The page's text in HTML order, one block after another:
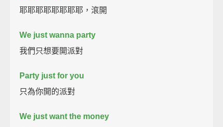
耶耶耶耶耶耶耶耶，滾開
We just wanna party
我們只想要開派對
Party just for you
只為你開的派對
We just want the money